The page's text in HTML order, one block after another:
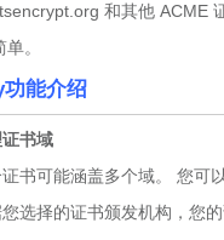
和其他 ACME 证
。
能介绍
书域
可能涵盖多个域。 您可以
择的证书颁发机构，您的